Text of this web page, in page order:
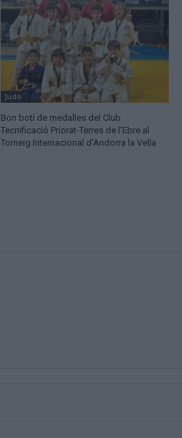
Judo
Bon botí de medalles del Club
Tecnificació Priorat-Terres de l’Ebre al
Torneig Internacional d’Andorra la Vella